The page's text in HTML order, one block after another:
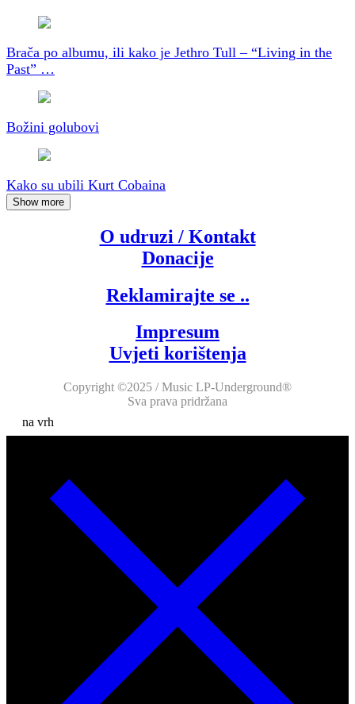
Brača po albumu, ili kako je Jethro Tull – “Living in the
Past” …
Božini golubovi
Kako su ubili Kurt Cobaina
Show more
O udruzi / Kontakt
Donacije
Reklamirajte se ..
Impresum
Uvjeti korištenja
Copyright ©2025 / Music LP-Underground®
Sva prava pridržana
na vrh